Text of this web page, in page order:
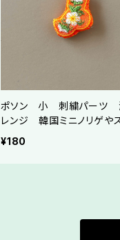
ポソン 小 刺繍パーツ
レンジ 韓国ミニノリゲや
プ制作にご利用ください
¥180